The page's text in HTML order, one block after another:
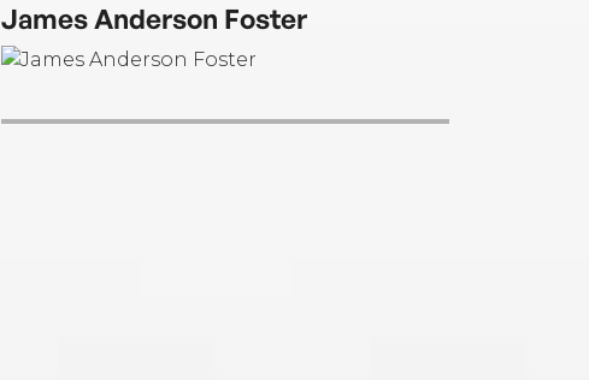
James Anderson Foster